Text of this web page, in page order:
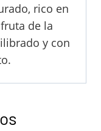
rico en
de la
y con